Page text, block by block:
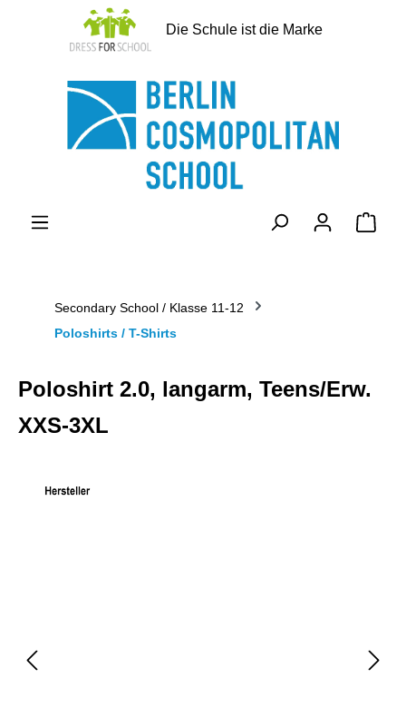
springen
Die Schule ist die Marke
Secondary School / Klasse 11-12
Poloshirts / T-Shirts
Poloshirt 2.0, langarm, Teens/Erw.
XXS-3XL